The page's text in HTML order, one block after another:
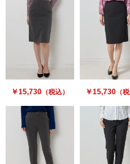
￥15,730（税込） ￥15,730（税